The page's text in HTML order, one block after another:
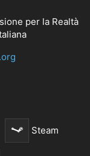
per la Realtà
Steam